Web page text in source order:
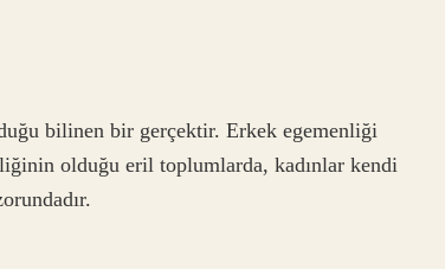
bilinen bir gerçektir. Erkek egemenliği
olduğu eril toplumlarda, kadınlar kendi